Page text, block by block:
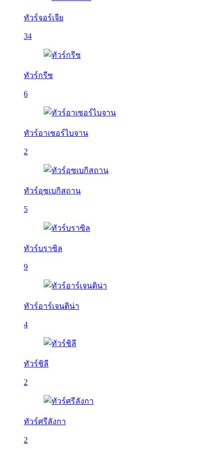
ทัวร์จอร์เจีย
34
ทัวร์กรีซ
6
ทัวร์อาเซอร์ไบจาน
2
ทัวร์อุซเบกิสถาน
5
ทัวร์บราซิล
9
ทัวร์อาร์เจนติน่า
4
ทัวร์ชิลี
2
ทัวร์ศรีลังกา
2